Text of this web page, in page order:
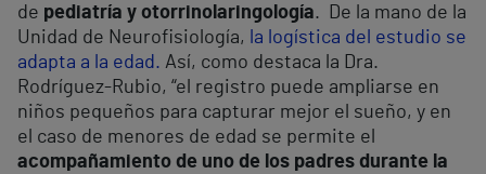
de pediatría y otorrinolaringología. De la mano de la
Unidad de Neurofisiología,
la logística del estudio se
adapta a la edad. Así, como destaca la Dra.
Rodríguez-Rubio, “el registro puede ampliarse en
niños pequeños para capturar mejor el sueño, y en
el caso de menores de edad se permite el
acompañamiento de uno de los padres durante la